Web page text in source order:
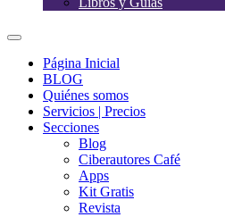
Página Inicial
BLOG
Quiénes somos
Servicios | Precios
Secciones
Blog
Ciberautores Café
Apps
Kit Gratis
Revista